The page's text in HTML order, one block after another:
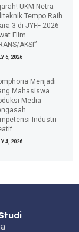
UKM Netra
Tempo Raih
3 di JYFF 2026
Film
AKSI”
6, 2026
Menjadi
Mahasiswa
Media
Industri
4, 2026